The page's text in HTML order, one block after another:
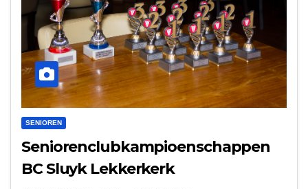
SENIOREN
Seniorenclubkampioenschappen
BC Sluyk Lekkerkerk